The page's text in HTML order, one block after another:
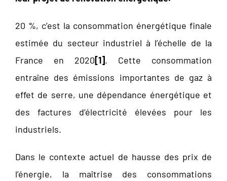
20 %, c’est la consommation énergétique finale
estimée du secteur industriel à l’échelle de la
France en 2020[1]. Cette consommation
entraîne des émissions importantes de gaz à
effet de serre, une dépendance énergétique et
des factures d’électricité élevées pour les
industriels.
Dans le contexte actuel de hausse des prix de
l’énergie, la maîtrise des consommations